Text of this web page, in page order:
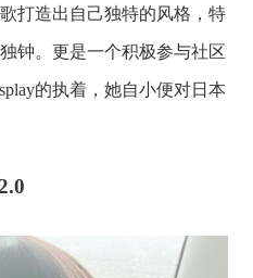
打造出自己独特的风格，特
钟。更是一个积极参与社区
的执着，她自小便对日本